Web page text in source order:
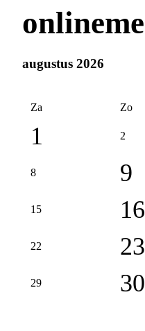
augustus 2026
Za Zo
1 2
8 9
15 16
22 23
29 30